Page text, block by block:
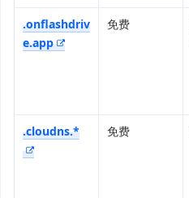
.onflashdriv
e.app
免费
.cloudns.* 免费